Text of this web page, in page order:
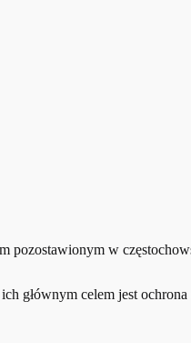
pozostawionym w
głównym celem jest ochrona